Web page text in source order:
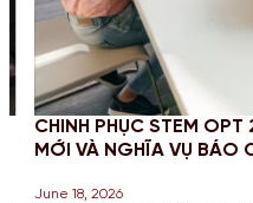
CHINH PHỤC STEM OPT
MỚI VÀ NGHĨA VỤ BÁO
June 18, 2026